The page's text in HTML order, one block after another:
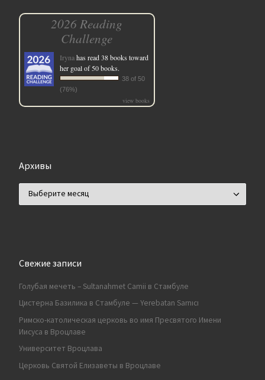
2026 Reading
Challenge
Irynahas read 38 books toward
her goal of 50 books.
38 of 50
(76%)
view books
Архивы
Свежие записи
Голубая мечеть – Sultanahmet Camii в Стамбуле
Цистерна Базилика в Стамбуле — Yerebatan Sarnıcı
Римско-католическая церковь во имя Пресвятого Имени
Иисуса в Вроцлаве
Университет Вроцлава
Церковь Святой Елизаветы в Вроцлаве